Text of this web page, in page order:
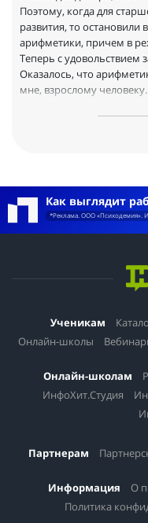
Поэтому, когда для
развития, то
арифметики, причем в
Теперь с
Оказалось, что
мне, взрослому
стал работать как-то по-
ума, повысилась
выбор. Впереди еще
Как выглядит
*Реклама. ООО «Психодемия».
Ученикам
Онлайн-школы
Онлайн-школам
ИнфоХит.Студия
Партнерам
Информация О
Политика